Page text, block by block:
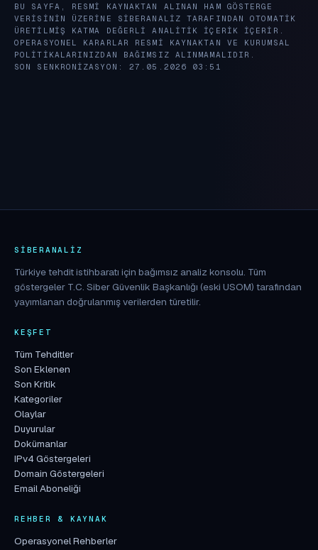
BU SAYFA, RESMI KAYNAKTAN ALINAN HAM GÖSTERGE
VERISININ ÜZERINE SIBERANALIZ TARAFINDAN OTOMATIK
ÜRETILMIŞ KATMA DEĞERLI ANALITIK IÇERIK IÇERIR.
OPERASYONEL KARARLAR RESMI KAYNAKTAN VE KURUMSAL
POLITIKALARINIZDAN BAĞIMSIZ ALINMAMALIDIR.
SON SENKRONIZASYON: 27.05.2026 03:51
SIBERANALIZ
Türkiye tehdit istihbaratı için bağımsız analiz konsolu. Tüm
göstergeler T.C. Siber Güvenlik Başkanlığı (eski USOM) tarafından
yayımlanan doğrulanmış verilerden türetilir.
KEŞFET
Tüm Tehditler
Son Eklenen
Son Kritik
Kategoriler
Olaylar
Duyurular
Dokümanlar
IPv4 Göstergeleri
Domain Göstergeleri
Email Aboneliği
REHBER & KAYNAK
Operasyonel Rehberler